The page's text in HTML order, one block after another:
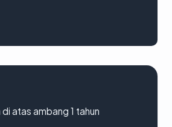
atas ambang 1 tahun